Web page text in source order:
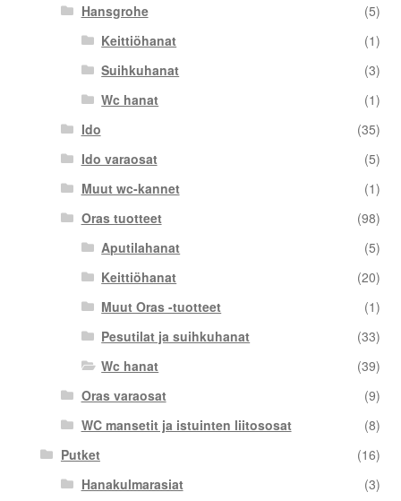
Hansgrohe
(5)
Keittiöhanat
(1)
Suihkuhanat
(3)
Wc hanat
(1)
Ido
(35)
Ido varaosat
(5)
Muut wc-kannet
(1)
Oras tuotteet
(98)
Aputilahanat
(5)
Keittiöhanat
(20)
Muut Oras -tuotteet
(1)
Pesutilat ja suihkuhanat
(33)
Wc hanat
(39)
Oras varaosat
(9)
WC mansetit ja istuinten liitososat
(8)
Putket
(16)
Hanakulmarasiat
(3)